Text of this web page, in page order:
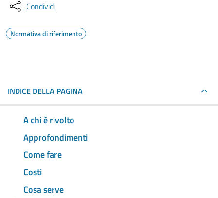
Condividi
Normativa di riferimento
INDICE DELLA PAGINA
A chi è rivolto
Approfondimenti
Come fare
Costi
Cosa serve